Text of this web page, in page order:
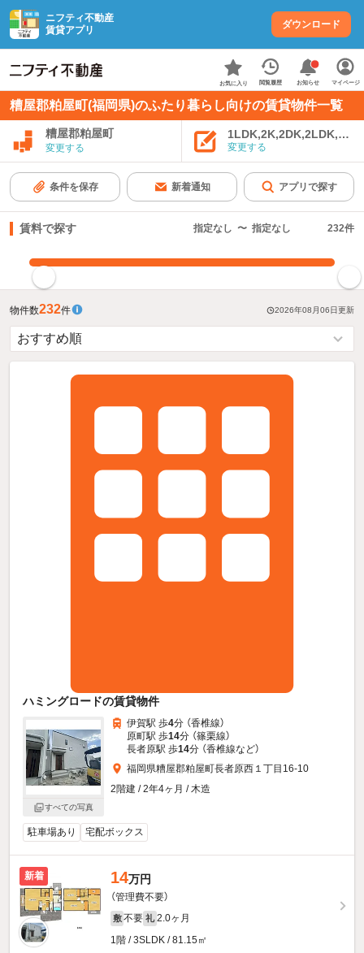
ニフティ不動産
賃貸アプリ
ダウンロード
お気に入り 閲覧履歴 お知らせ マイページ
糟屋郡粕屋町(福岡県)のふたり暮らし向けの賃貸物件一覧
糟屋郡粕屋町
変更する 変更する
条件を保存 新着通知 アプリで探す
賃料で探す 指定なし 〜 指定なし 232件
物件数232件 2026年08月06日更新
ハミングロードの賃貸物件
すべての写真
伊賀駅 歩4分 （香椎線）
原町駅 歩14分 （篠栗線）
長者原駅 歩14分 （香椎線など）
福岡県糟屋郡粕屋町長者原西１丁目16-10
2階建 / 2年4ヶ月 / 木造
駐車場あり 宅配ボックス
新着 14万円
（管理費不要）
敷 不要 礼 2.0ヶ月
1階 / 3SLDK / 81.15㎡